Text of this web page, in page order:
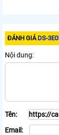
ĐÁNH GIÁ DS-
Nội dung:
Tên:
Email: